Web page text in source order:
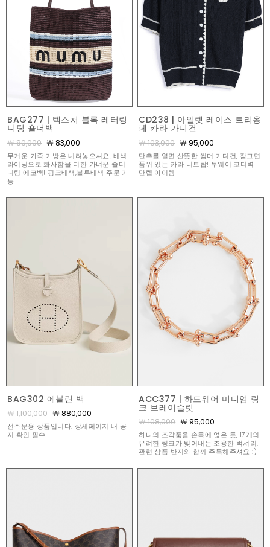
BAG277 | 텍스처 블록 레터링
니팅 숄더백
￦ 90,000 ￦ 83,000
무거운 가죽 가방은 내려놓으셔요, 배색
라이닝으로 화사함을 더한 가벼운 숄더
니팅 에코백! 핑크배색,블루배색 주문 가
능
CD238 | 아일렛 레이스 트리옹
페 카라 가디건
￦ 103,000 ￦ 95,000
단추를 열면 산뜻한 썸머 가디건, 잠그면
품위 있는 카라 니트탑! 투웨이 코디력
만렙 아이템
BAG302 에블린 백
￦ 1,100,000 ￦ 880,000
선주문용 상품입니다. 상세페이지 내 공
지 확인 필수
ACC377 | 하드웨어 미디엄 링
크 브레이슬릿
￦ 108,000 ￦ 95,000
하나의 조각품을 손목에 얹은 듯, 17개의
유려한 링크가 빚어내는 조용한 럭셔리,
관련 상품 반지와 함께 주목해주셔요 :)